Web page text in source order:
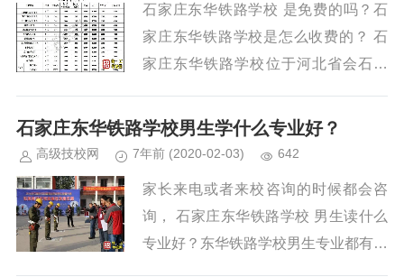
石家庄东华铁路学校 是免费的吗？石
家庄东华铁路学校是怎么收费的？ 石
家庄东华铁路学校位于河北省会石家
路学校。收费标准完全按照物价局...
石家庄东华铁路学校男生学什么专业好？
高级技校网 7年前 (2020-02-03) 642
家长来电或者来校咨询的时候都会咨
询， 石家庄东华铁路学校 男生读什么
专业好？东华铁路学校男生专业都有哪